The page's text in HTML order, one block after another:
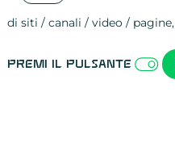
di siti / canali / video /
Premi il pulsante